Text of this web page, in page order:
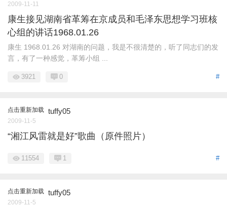
2009-11-11
康生接见湖南省革筹在京成员和毛泽东思想学习班核
心组的讲话1968.01.26
康生 1968.01.26 对湖南的问题，我是不很清楚的，听了同志们的发
言，有了一种感觉，革筹小组 ...
#
3921 0
点击重新加载 tuffy05
2009-11-5
“湘江风雷就是好”歌曲（原件照片）
#
11554 1
点击重新加载 tuffy05
2009-11-5